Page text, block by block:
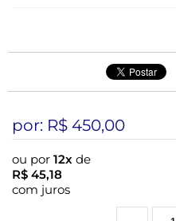
por: R$ 450,00
ou por 12x de
R$ 45,18
com juros